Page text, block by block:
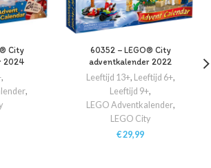
City
2024
,
,
60352 – LEGO® City
adventkalender 2022
Leeftijd 13+, Leeftijd 6+,
Leeftijd 9+,
LEGO Adventkalender,
LEGO City
€29,99